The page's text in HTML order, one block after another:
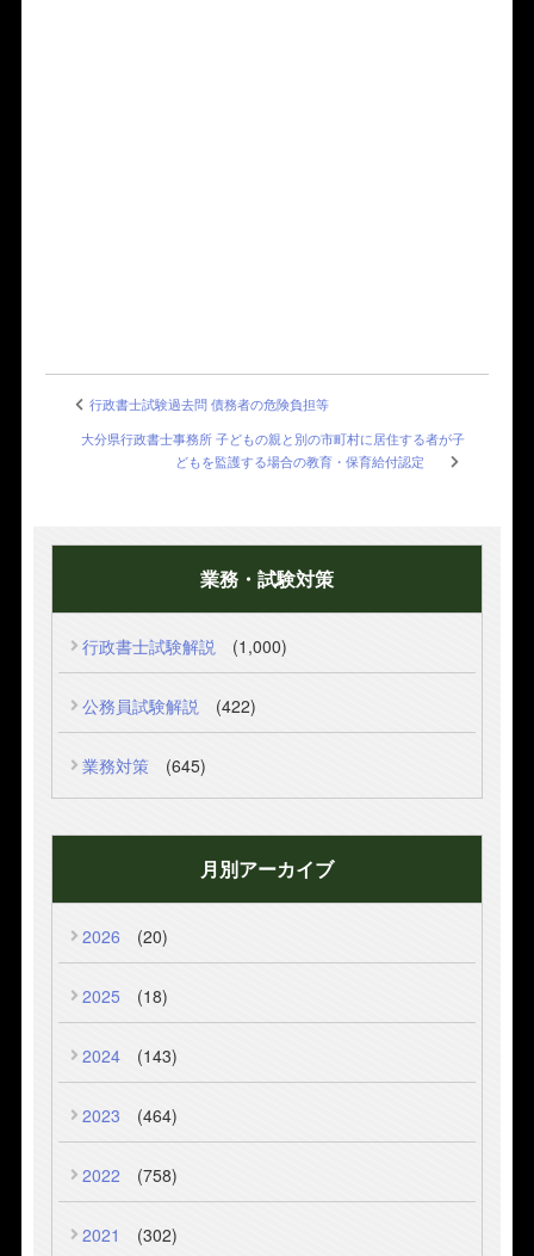
行政書士試験過去問 債務者の危険負担等
大分県行政書士事務所 子どもの親と別の市町村に居住する者が子
どもを監護する場合の教育・保育給付認定
業務・試験対策
行政書士試験解説 (1,000)
公務員試験解説 (422)
業務対策 (645)
月別アーカイブ
2026 (20)
2025 (18)
2024 (143)
2023 (464)
2022 (758)
2021 (302)